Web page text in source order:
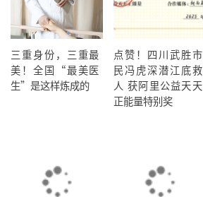
三重身份，三重最
美！全国“最美医
生”是这样炼成的
点赞！四川武胜市
民冯虎深潜江底救
人 获阿里公益天天
正能量特别奖